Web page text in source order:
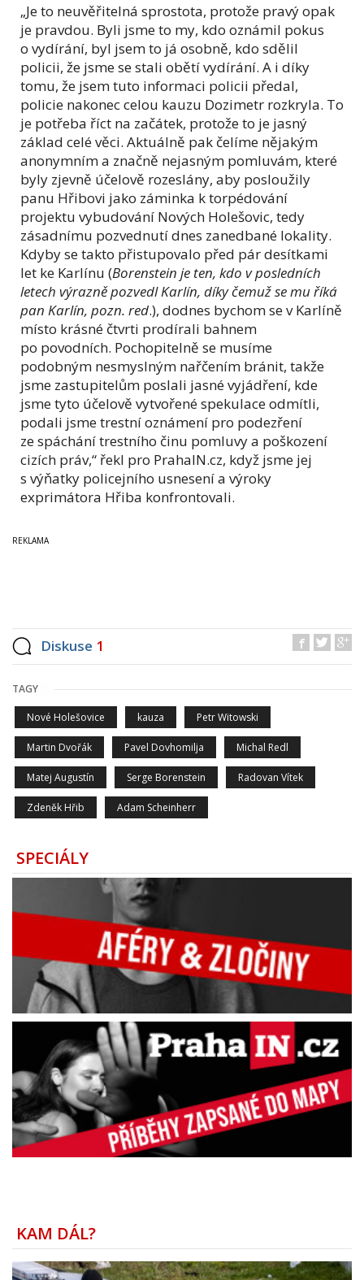
„Je to neuvěřitelná sprostota, protože pravý opak
je pravdou. Byli jsme to my, kdo oznámil pokus
o vydírání, byl jsem to já osobně, kdo sdělil
policii, že jsme se stali obětí vydírání. A i díky
tomu, že jsem tuto informaci policii předal,
policie nakonec celou kauzu Dozimetr rozkryla. To
je potřeba říct na začátek, protože to je jasný
základ celé věci. Aktuálně pak čelíme nějakým
anonymním a značně nejasným pomluvám, které
byly zjevně účelově rozeslány, aby posloužily
panu Hřibovi jako záminka k torpédování
projektu vybudování Nových Holešovic, tedy
zásadnímu pozvednutí dnes zanedbané lokality.
Kdyby se takto přistupovalo před pár desítkami
let ke Karlínu (Borenstein je ten, kdo v posledních
letech výrazně pozvedl Karlín, díky čemuž se mu říká
pan Karlín, pozn. red.), dodnes bychom se v Karlíně
místo krásné čtvrti prodírali bahnem
po povodních. Pochopitelně se musíme
podobným nesmyslným nařčením bránit, takže
jsme zastupitelům poslali jasné vyjádření, kde
jsme tyto účelově vytvořené spekulace odmítli,
podali jsme trestní oznámení pro podezření
ze spáchání trestního činu pomluvy a poškození
cizích práv,“ řekl pro PrahaIN.cz, když jsme jej
s výňatky policejního usnesení a výroky
exprimátora Hřiba konfrontovali.
Diskuse 1
TAGY
Nové Holešovice kauza Petr Witowski
Martin Dvořák Pavel Dovhomilja Michal Redl
Matej Augustín Serge Borenstein Radovan Vítek
Zdeněk Hřib Adam Scheinherr
SPECIÁLY
KAM DÁL?